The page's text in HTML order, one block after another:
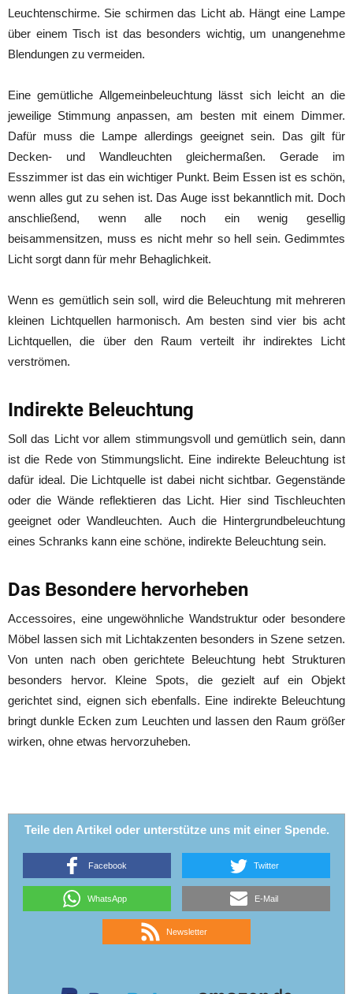
Leuchtenschirme. Sie schirmen das Licht ab. Hängt eine Lampe
über einem Tisch ist das besonders wichtig, um unangenehme
Blendungen zu vermeiden.
Eine gemütliche Allgemeinbeleuchtung lässt sich leicht an die
jeweilige Stimmung anpassen, am besten mit einem Dimmer.
Dafür muss die Lampe allerdings geeignet sein. Das gilt für
Decken- und Wandleuchten gleichermaßen. Gerade im
Esszimmer ist das ein wichtiger Punkt. Beim Essen ist es schön,
wenn alles gut zu sehen ist. Das Auge isst bekanntlich mit. Doch
anschließend, wenn alle noch ein wenig gesellig
beisammensitzen, muss es nicht mehr so hell sein. Gedimmtes
Licht sorgt dann für mehr Behaglichkeit.
Wenn es gemütlich sein soll, wird die Beleuchtung mit mehreren
kleinen Lichtquellen harmonisch. Am besten sind vier bis acht
Lichtquellen, die über den Raum verteilt ihr indirektes Licht
verströmen.
Indirekte Beleuchtung
Soll das Licht vor allem stimmungsvoll und gemütlich sein, dann
ist die Rede von Stimmungslicht. Eine indirekte Beleuchtung ist
dafür ideal. Die Lichtquelle ist dabei nicht sichtbar. Gegenstände
oder die Wände reflektieren das Licht. Hier sind Tischleuchten
geeignet oder Wandleuchten. Auch die Hintergrundbeleuchtung
eines Schranks kann eine schöne, indirekte Beleuchtung sein.
Das Besondere hervorheben
Accessoires, eine ungewöhnliche Wandstruktur oder besondere
Möbel lassen sich mit Lichtakzenten besonders in Szene setzen.
Von unten nach oben gerichtete Beleuchtung hebt Strukturen
besonders hervor. Kleine Spots, die gezielt auf ein Objekt
gerichtet sind, eignen sich ebenfalls. Eine indirekte Beleuchtung
bringt dunkle Ecken zum Leuchten und lassen den Raum größer
wirken, ohne etwas hervorzuheben.
Teile den Artikel oder unterstütze uns mit einer Spende.
Facebook Twitter
WhatsApp E-Mail
Newsletter